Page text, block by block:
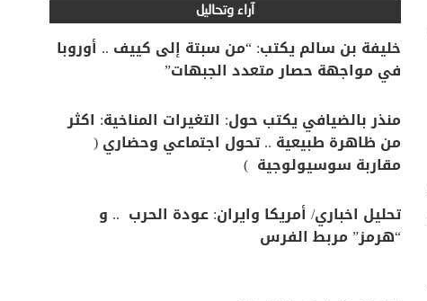
آراء وتحاليل
خليفة بن سالم يكتب: “من سبتة إلى كييف .. أوروبا
في مواجهة حصار متعدد الجبهات”
منذر بالضيافي يكتب حول: التغيرات المناخية: اكثر
من ظاهرة طبيعية .. تحول اجتماعي وحضاري (
مقاربة سوسيولوجية )
تحليل اخباري/ أمريكا وايران: عودة الحرب .. و
“هرمز” مربط الفرس